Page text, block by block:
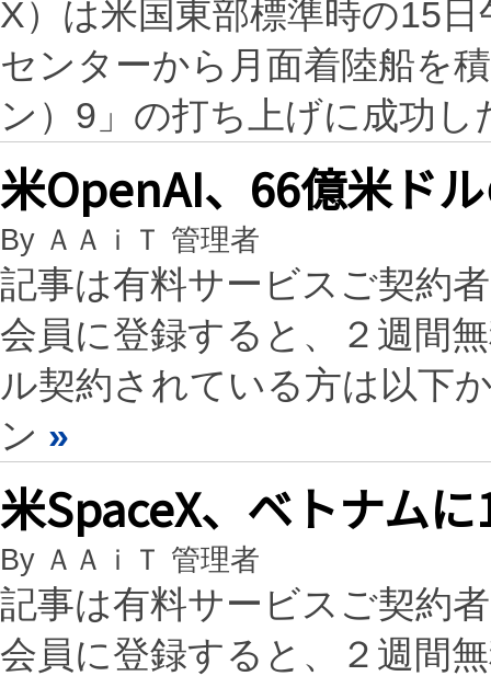
X）は米国東部標準時の15
センターから月面着陸船を
ン）9」の打ち上げに成功
米OpenAI、66億米ド
By ＡＡｉＴ 管理者
記事は有料サービスご契約
会員に登録すると、２週間
ル契約されている方は以下
ン »
米SpaceX、ベトナム
By ＡＡｉＴ 管理者
記事は有料サービスご契約
会員に登録すると、２週間